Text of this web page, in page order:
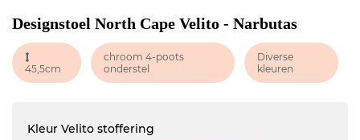
Designstoel North Cape Velito - Narbutas
45,5cm
chroom 4-poots
onderstel
Diverse
kleuren
Kleur Velito stoffering